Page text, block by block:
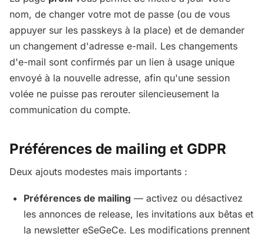
nom, de changer votre mot de passe (ou de vous
appuyer sur les passkeys à la place) et de demander
un changement d'adresse e-mail. Les changements
d'e-mail sont confirmés par un lien à usage unique
envoyé à la nouvelle adresse, afin qu'une session
volée ne puisse pas rerouter silencieusement la
communication du compte.
Préférences de mailing et GDPR
Deux ajouts modestes mais importants :
Préférences de mailing — activez ou désactivez
les annonces de release, les invitations aux bêtas et
la newsletter eSeGeCe. Les modifications prennent